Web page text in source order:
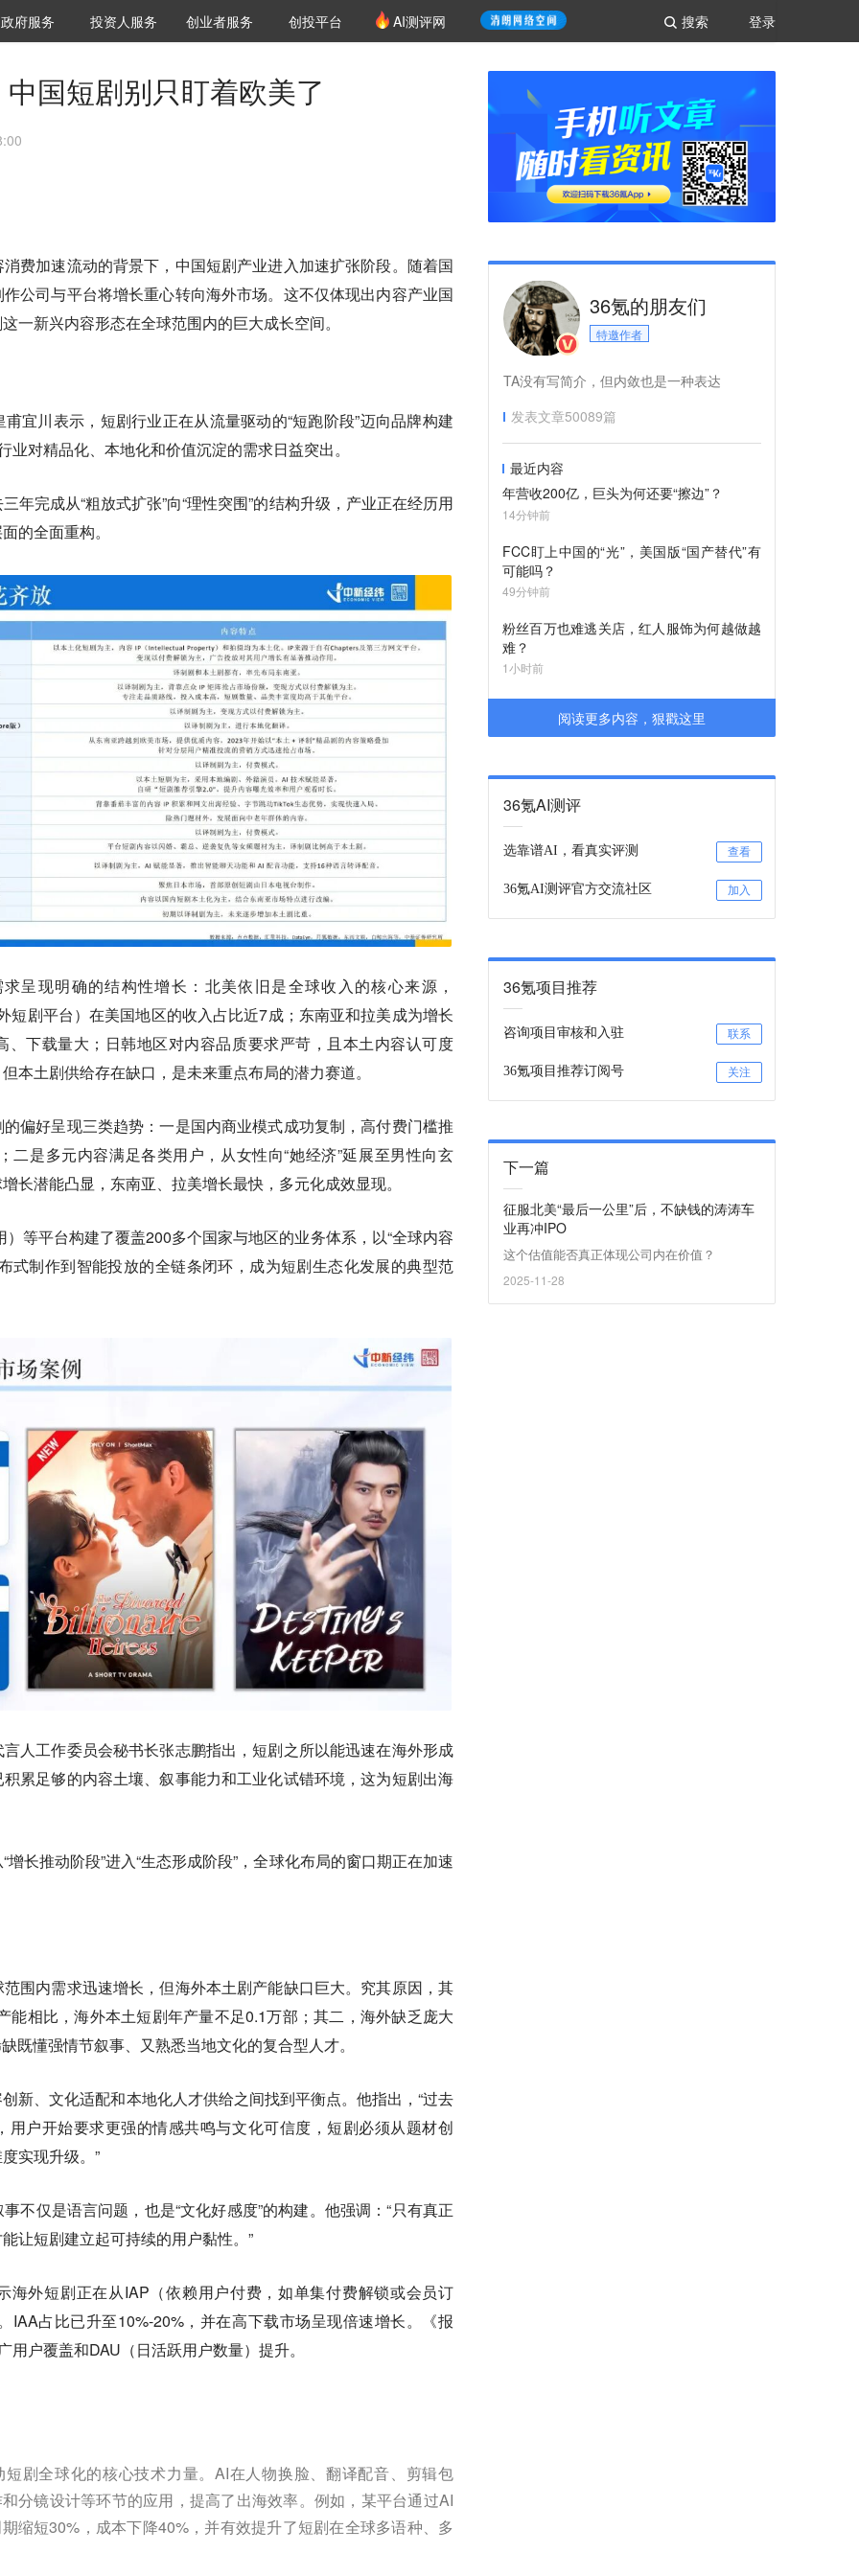
登录
搜索
城市之窗
政府服务 VClub投资机构库
投资机构职位推介
投资人服务 创投氪堂
创业者服务 创投平台 AI测评网
中国短剧别只盯着欧美了
费加速流动的背景下，中国短剧产业进入加速扩张阶段。随着国
公司与平台将增长重心转向海外市场。这不仅体现出内容产业国
一新兴内容形态在全球范围内的巨大成长空间。
宜川表示，短剧行业正在从流量驱动的“短跑阶段”迈向品牌构建
业对精品化、本地化和价值沉淀的需求日益突出。
年完成从“粗放式扩张”向“理性突围”的结构升级，产业正在经历用
的全面重构。
呈现明确的结构性增长：北美依旧是全球收入的核心来源，
短剧平台）在美国地区的收入占比近7成；东南亚和拉美成为增长
、下载量大；日韩地区对内容品质要求严苛，且本土内容认可度
本土剧供给存在缺口，是未来重点布局的潜力赛道。
偏好呈现三类趋势：一是国内商业模式成功复制，高付费门槛推
二是多元内容满足各类用户，从女性向“她经济”延展至男性向玄
长潜能凸显，东南亚、拉美增长最快，多元化成效显现。
等平台构建了覆盖200多个国家与地区的业务体系，以“全球内容
式制作到智能投放的全链条闭环，成为短剧生态化发展的典型范
人工作委员会秘书长张志鹏指出，短剧之所以能迅速在海外形成
累足够的内容土壤、叙事能力和工业化试错环境，这为短剧出海
长推动阶段”进入“生态形成阶段”，全球化布局的窗口期正在加速
围内需求迅速增长，但海外本土剧产能缺口巨大。究其原因，其
能相比，海外本土短剧年产量不足0.1万部；其二，海外缺乏庞大
既懂强情节叙事、又熟悉当地文化的复合型人才。
新、文化适配和本地化人才供给之间找到平衡点。他指出，“过去
用户开始要求更强的情感共鸣与文化可信度，短剧必须从题材创
实现升级。”
不仅是语言问题，也是“文化好感度”的构建。他强调：“只有真正
让短剧建立起可持续的用户黏性。”
海外短剧正在从IAP（依赖用户付费，如单集付费解锁或会员订
IAA占比已升至10%-20%，并在高下载市场呈现倍速增长。《报
户覆盖和DAU（日活跃用户数量）提升。
剧全球化的核心技术力量。AI在人物换脸、翻译配音、剪辑包
分镜设计等环节的应用，提高了出海效率。例如，某平台通过AI
缩短30%，成本下降40%，并有效提升了短剧在全球多语种、多
36氪的朋友们
特邀作者
TA没有写简介，但内敛也是一种表达
发表文章50089篇
最近内容
年营收200亿，巨头为何还要“擦边”？
14分钟前
FCC盯上中国的“光”，美国版“国产替代”有
可能吗？
49分钟前
粉丝百万也难逃关店，红人服饰为何越做越
难？
1小时前
阅读更多内容，狠戳这里
36氪AI测评
选靠谱AI，看真实评测 查看
36氪AI测评官方交流社区 加入
36氪项目推荐
咨询项目审核和入驻 联系
36氪项目推荐订阅号 关注
下一篇
征服北美“最后一公里”后，不缺钱的涛涛车
业再冲IPO
这个估值能否真正体现公司内在价值？
2025-11-28